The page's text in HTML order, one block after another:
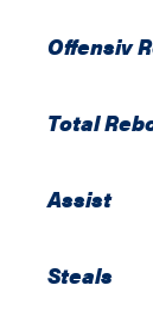
Offensiv
Total
Assist
Steals